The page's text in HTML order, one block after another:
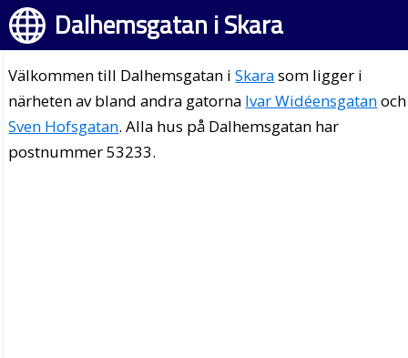
Dalhemsgatan i Skara
Välkommen till Dalhemsgatan iSkarasom ligger i
närheten av bland andra gatorna Ivar Widéensgatanoch
Sven Hofsgatan. Alla hus på Dalhemsgatan har
postnummer 53233.